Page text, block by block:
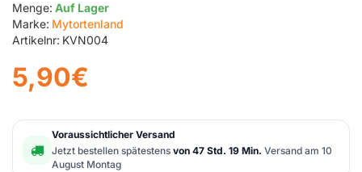
Menge: Auf Lager
Marke: Mytortenland
Artikelnr: KVN004
5,90€
Voraussichtlicher Versand
Jetzt bestellen spätestens von 47 Std. 19 Min. Versand am 10
August Montag